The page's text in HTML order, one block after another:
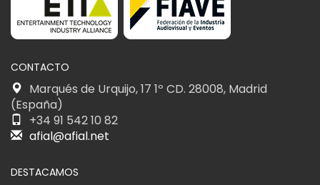
CONTACTO
Marqués de Urquijo, 17 1º CD. 28008, Madrid
(España)
+34 91 542 10 82
afial@afial.net
DESTACAMOS